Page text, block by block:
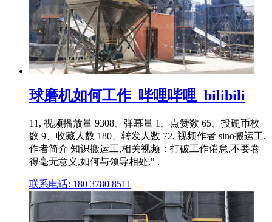
球磨机如何工作_哔哩哔哩_bilibili
11, 视频播放量 9308、弹幕量 1、点赞数 65、投硬币枚
数 9、收藏人数 180、转发人数 72, 视频作者 sino搬运工,
作者简介 知识搬运工,相关视频：打破工作倦怠,不要卷
得毫无意义,如何与领导相处," .
联系电话: 180 3780 8511